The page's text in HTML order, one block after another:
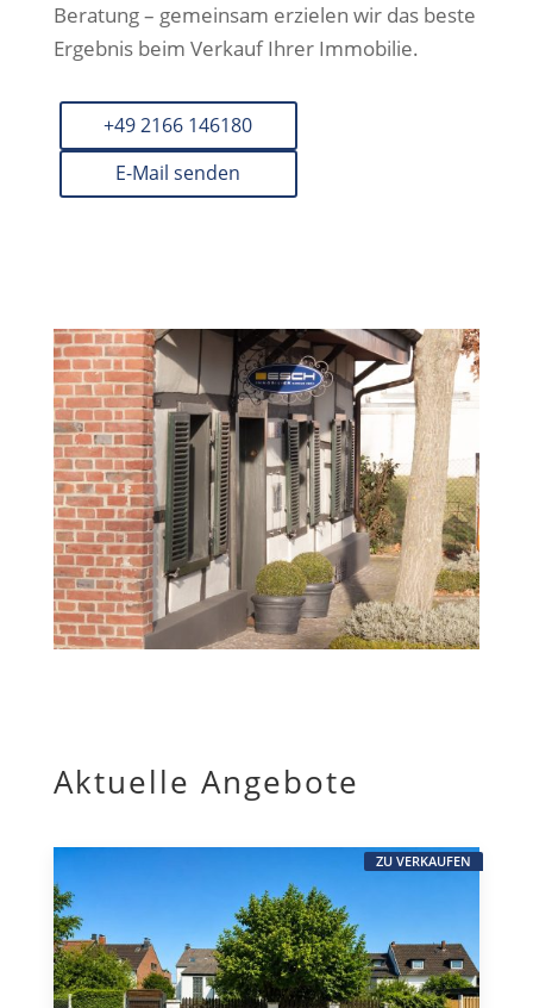
Beratung – gemeinsam erzielen wir das beste
Ergebnis beim Verkauf Ihrer Immobilie.
+49 2166 146180
E-Mail senden
Aktuelle Angebote
ZU VERKAUFEN